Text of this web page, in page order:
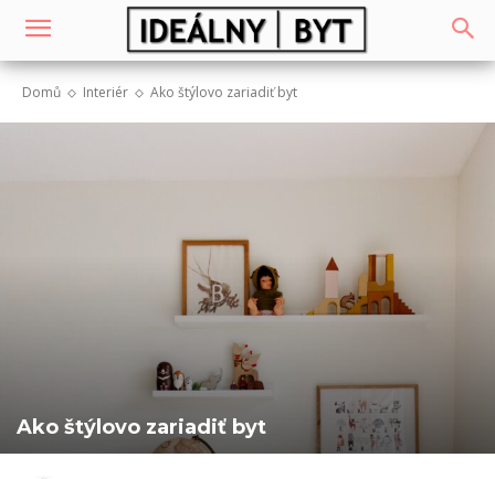
Domů Interiér Ako štýlovo zariadiť byt
Ako štýlovo zariadiť byt